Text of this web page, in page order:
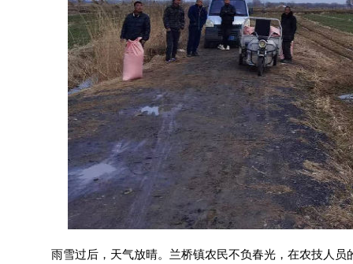
雨雪过后，天气放晴。兰桥镇农民不负春光，在农技人